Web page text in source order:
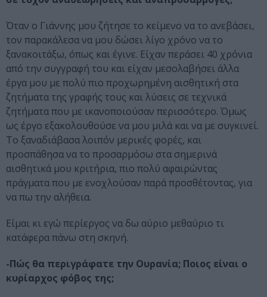
Όταν ο Γιάννης μου ζήτησε το κείμενο να το ανεβάσει,
τον παρακάλεσα να μου δώσει λίγο χρόνο να το
ξανακοιτάξω, όπως και έγινε. Είχαν περάσει 40 χρόνια
από την συγγραφή του και είχαν μεσολαβήσει άλλα
έργα μου με πολύ πιο προχωρημένη αισθητική στα
ζητήματα της γραφής τους και λύσεις σε τεχνικά
ζητήματα που με ικανοποιούσαν περισσότερο. Όμως
ως έργο εξακολουθούσε να μου μιλά και να με συγκινεί.
Το ξαναδιάβασα λοιπόν μερικές φορές, και
προσπάθησα να το προσαρμόσω στα σημερινά
αισθητικά μου κριτήρια, πιο πολύ αφαιρώντας
πράγματα που με ενοχλούσαν παρά προσθέτοντας, για
να πω την αλήθεια.
Είμαι κι εγώ περίεργος να δω αύριο μεθαύριο τι
κατάφερα πάνω στη σκηνή.
-Πώς θα περιγράφατε την Ουρανία; Ποιος είναι ο
κυρίαρχος φόβος της;